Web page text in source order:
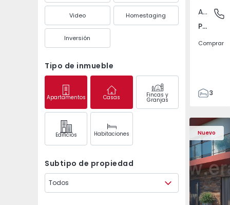
Video Homestaging
Inversión
Tipo de inmueble
Apartamentos Casas Fincas y
Granjas
Edifícios Habitaciones
Subtipo de propiedad
Todos
Apartamento
Pedrouços, Porto
Comprar
3
105
122
1
-1
Nuevo